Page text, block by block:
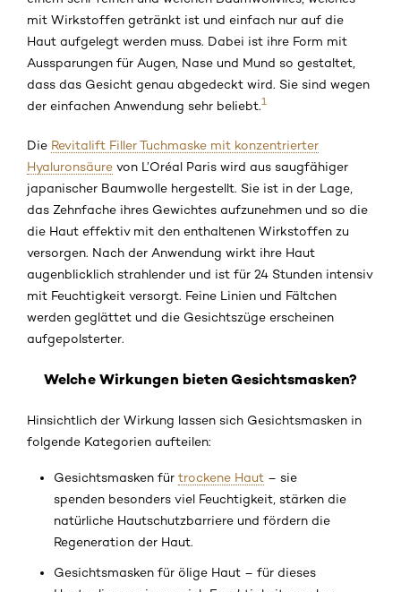
mit Wirkstoffen getränkt ist und einfach nur auf die
Haut aufgelegt werden muss. Dabei ist ihre Form mit
Aussparungen für Augen, Nase und Mund so gestaltet,
dass das Gesicht genau abgedeckt wird. Sie sind wegen
der einfachen Anwendung sehr beliebt.1
Die Revitalift Filler Tuchmaske mit konzentrierter
Hyaluronsäure von L’Oréal Paris wird aus saugfähiger
japanischer Baumwolle hergestellt. Sie ist in der Lage,
das Zehnfache ihres Gewichtes aufzunehmen und so die
die Haut effektiv mit den enthaltenen Wirkstoffen zu
versorgen. Nach der Anwendung wirkt ihre Haut
augenblicklich strahlender und ist für 24 Stunden intensiv
mit Feuchtigkeit versorgt. Feine Linien und Fältchen
werden geglättet und die Gesichtszüge erscheinen
aufgepolsterter.
Welche Wirkungen bieten Gesichtsmasken?
Hinsichtlich der Wirkung lassen sich Gesichtsmasken in
folgende Kategorien aufteilen:
Gesichtsmasken für trockene Haut – sie
spenden besonders viel Feuchtigkeit, stärken die
natürliche Hautschutzbarriere und fördern die
Regeneration der Haut.
Gesichtsmasken für ölige Haut – für dieses